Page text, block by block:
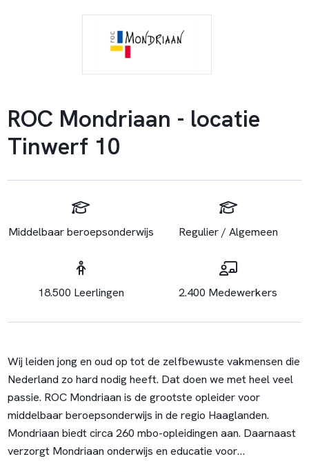
ROC Mondriaan - locatie
Tinwerf 10
Middelbaar beroepsonderwijs Regulier / Algemeen
18.500 Leerlingen 2.400 Medewerkers
Wij leiden jong en oud op tot de zelfbewuste vakmensen die
Nederland zo hard nodig heeft. Dat doen we met heel veel
passie. ROC Mondriaan is de grootste opleider voor
middelbaar beroepsonderwijs in de regio Haaglanden.
Mondriaan biedt circa 260 mbo-opleidingen aan. Daarnaast
verzorgt Mondriaan onderwijs en educatie voor